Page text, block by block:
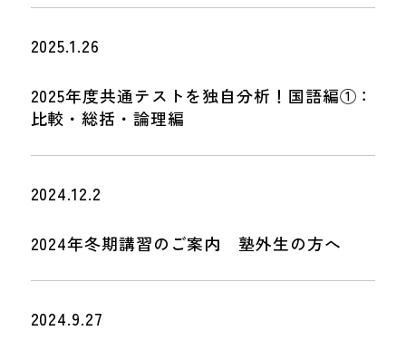
2025.1.26
2025年度共通テストを独自分析！国語編①：
比較・総括・論理編
2024.12.2
2024年冬期講習のご案内 塾外生の方へ
2024.9.27